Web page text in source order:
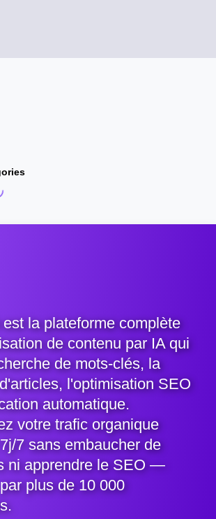
la plateforme complète
de contenu par IA qui
de mots-clés, la
l'optimisation SEO
automatique.
votre trafic organique
7 sans embaucher de
ni apprendre le SEO —
plus de 10 000